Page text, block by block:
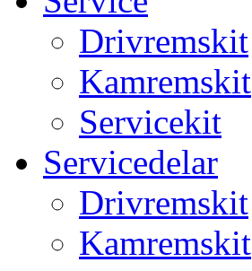
Drivremskit
Kamremskit
Servicekit
Servicedelar
Drivremskit
Kamremskit